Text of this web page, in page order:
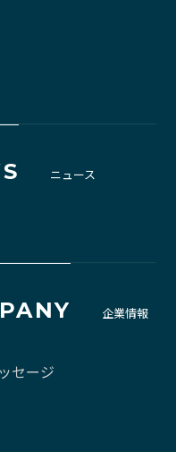
ニュース
企業情報
セージ